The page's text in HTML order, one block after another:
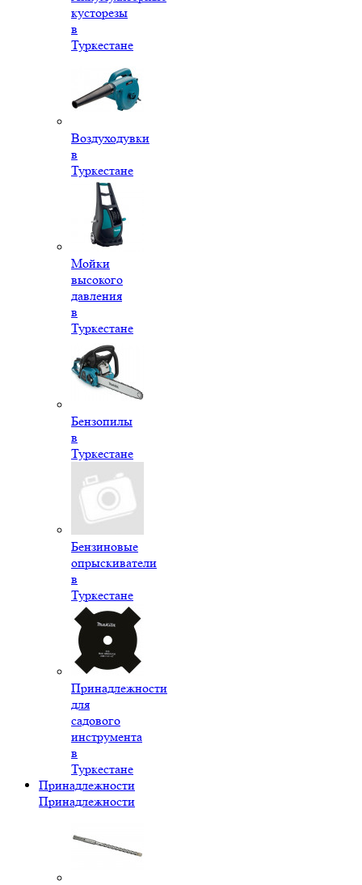
кусторезы
в
Туркестане
Воздуходувки
в
Туркестане
Мойки
высокого
давления
в
Туркестане
Бензопилы
в
Туркестане
Бензиновые
опрыскиватели
в
Туркестане
Принадлежности
для
садового
инструмента
в
Туркестане
Принадлежности
Принадлежности